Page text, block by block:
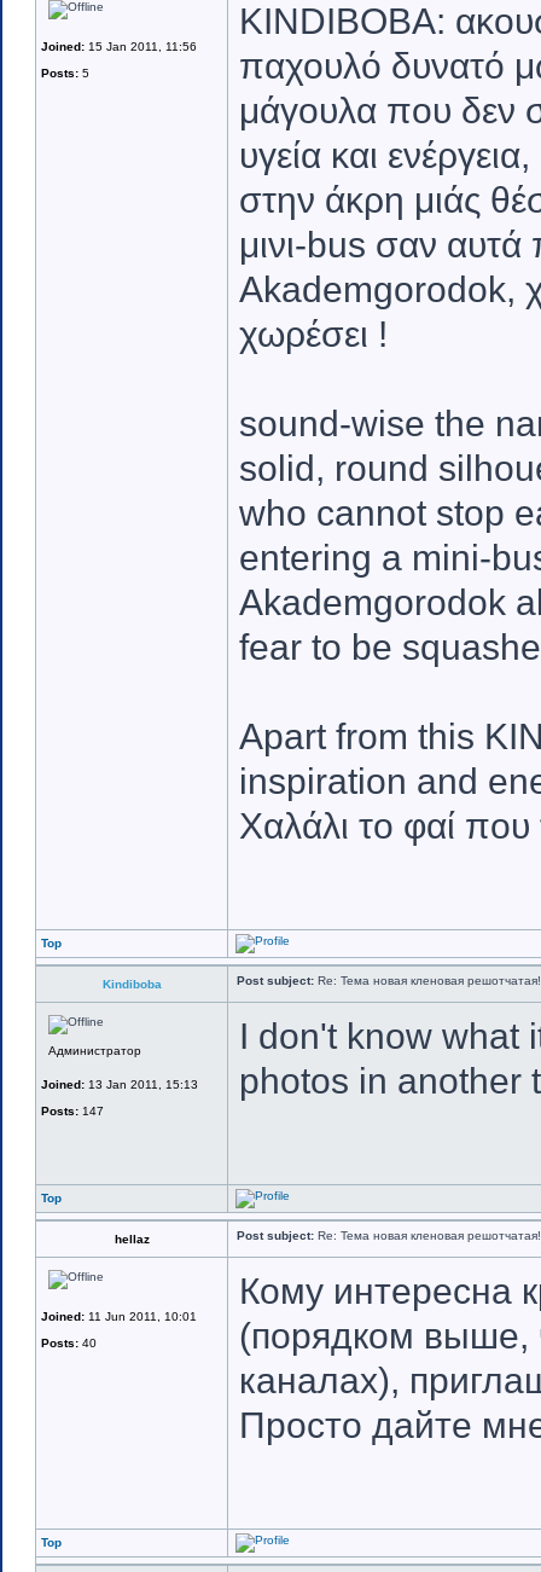
Joined: 15 Jan 2011, 11:56
Posts: 5
KINDIBOBA:
παχουλό δυνατό
μάγουλα που δεν
υγεία και
στην άκρη μιάς
μινι-bus σαν αυτά
Akademgorodok,
χωρέσει !
sound-wise the
solid, round
who cannot stop
entering a mini-
Akademgorodok
fear to be
Apart from this
inspiration and
Χαλάλι το φαί που
Top
Kindiboba Post subject: Re: Тема новая кленовая решотчатая!
Администратор
Joined: 13 Jan 2011, 15:13
Posts: 147
I don't know what
photos in another
Top
hellaz Post subject: Re: Тема новая кленовая решотчатая!
Joined: 11 Jun 2011, 10:01
Posts: 40
Кому интересна
(порядком выше,
каналах),
Просто дайте
Top